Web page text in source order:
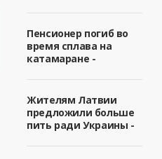
Пенсионер погиб во
время сплава на
катамаране -
Жителям Латвии
предложили больше
пить ради Украины -